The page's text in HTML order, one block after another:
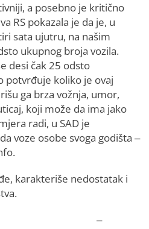
a posebno je kritično
RS pokazala je da je, u
sata ujutru, na našim
ukupnog broja vozila.
desi čak 25 odsto
potvrđuje koliko je ovaj
ga brza vožnja, umor,
koji može da ima jako
radi, u SAD je
voze osobe svoga godišta –
karakteriše nedostatak i
–